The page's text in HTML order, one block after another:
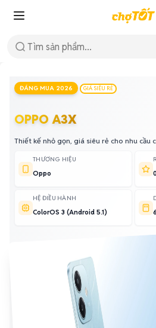
ĐÁNG MUA 2026 GIÁ SIÊU RẺ
OPPO A3X
Thiết kế nhỏ gọn, giá siêu rẻ cho nhu cầu
THƯƠNG HIỆU
Oppo
HỆ ĐIỀU HÀNH
ColorOS 3 (Android 5.1)